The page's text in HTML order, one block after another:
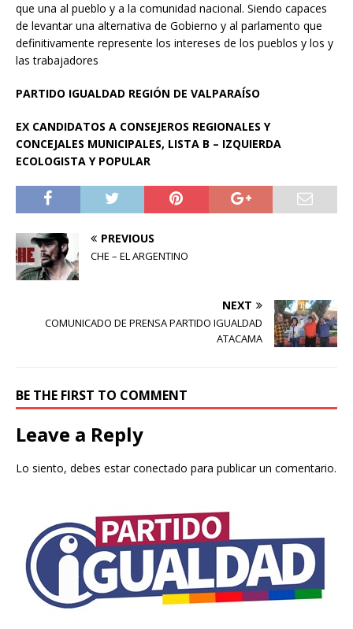
que una al pueblo y a la comunidad nacional. Siendo capaces
de levantar una alternativa de Gobierno y al parlamento que
definitivamente represente los intereses de los pueblos y los y
las trabajadores
PARTIDO IGUALDAD REGIÓN DE VALPARAÍSO
EX CANDIDATOS A CONSEJEROS REGIONALES Y
CONCEJALES MUNICIPALES, LISTA B – IZQUIERDA
ECOLOGISTA Y POPULAR
PREVIOUS
CHE – EL ARGENTINO
NEXT
COMUNICADO DE PRENSA PARTIDO IGUALDAD
ATACAMA
BE THE FIRST TO COMMENT
Leave a Reply
Lo siento, debes estarconectado para publicar un comentario.